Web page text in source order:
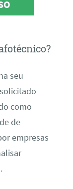
seu
como
de
empresas